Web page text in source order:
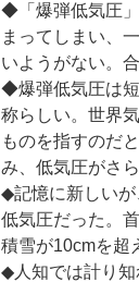
◆「爆弾低気圧
まってしまい、
いようがない。
◆爆弾低気圧は
称らしい。世界
ものを指すのだ
み、低気圧がさ
◆記憶に新しいが
低気圧だった。
積雪が10cmを超
◆人知では計り知